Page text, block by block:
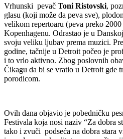
Vrhunski pevač Toni Ristovski,
glasu (koji može da peva sve),
velikom repertoaru (peva preko 2000
Kopenhagenu. Odrastao je u
svoju veliku ljubav prema muzici.
godine, tačnije u Detroit počeo je
i to vrlo aktivno. Zbog poslovnih
Čikagu da bi se vratio u Detroit gde
porodicom.
Ovih dana objavio je pobedničku
Festivala koja nosi naziv “Za dobra
tako i zvuči podseća na dobra stara